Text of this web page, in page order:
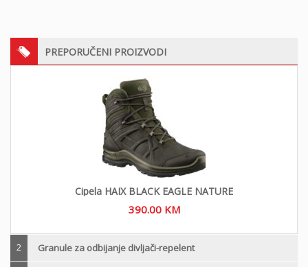
PREPORUČENI PROIZVODI
Cipela HAIX BLACK EAGLE NATURE
390.00 KM
2 Granule za odbijanje divljači-repelent